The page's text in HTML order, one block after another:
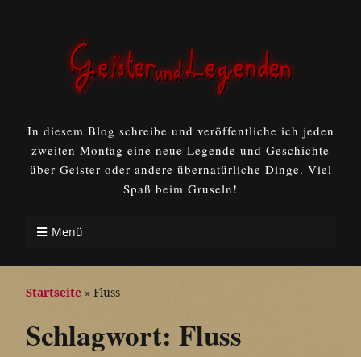
In diesem Blog schreibe und veröffentliche ich jeden
zweiten Montag eine neue Legende und Geschichte
über Geister oder andere übernatürliche Dinge. Viel
Spaß beim Gruseln!
Menü
Startseite » Fluss
Schlagwort: Fluss